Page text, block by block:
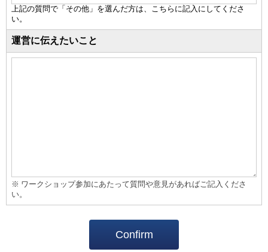
上記の質問で「その他」を選んだ方は、こちらに記入にしてくださ
い。
運営に伝えたいこと
※ ワークショップ参加にあたって質問や意見があればご記入くださ
い。
Confirm